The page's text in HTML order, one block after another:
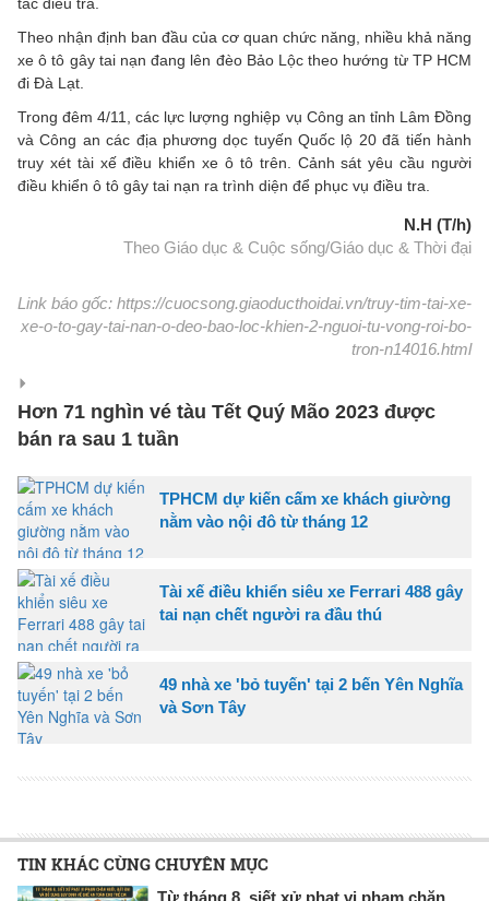
Theo nhận định ban đầu của cơ quan chức năng, nhiều khả năng
xe ô tô gây tai nạn đang lên đèo Bảo Lộc theo hướng từ TP HCM
đi Đà Lạt.
Trong đêm 4/11, các lực lượng nghiệp vụ Công an tỉnh Lâm Đồng
và Công an các địa phương dọc tuyến Quốc lộ 20 đã tiến hành
truy xét tài xế điều khiển xe ô tô trên. Cảnh sát yêu cầu người
điều khiển ô tô gây tai nạn ra trình diện để phục vụ điều tra.
N.H (T/h)
Theo Giáo dục & Cuộc sống/Giáo dục & Thời đại
Link báo gốc: https://cuocsong.giaoducthoidai.vn/truy-tim-tai-xe-
xe-o-to-gay-tai-nan-o-deo-bao-loc-khien-2-nguoi-tu-vong-roi-bo-
tron-n14016.html
Hơn 71 nghìn vé tàu Tết Quý Mão 2023 được
bán ra sau 1 tuần
TPHCM dự kiến cấm xe khách giường
nằm vào nội đô từ tháng 12
Tài xế điều khiển siêu xe Ferrari 488 gây
tai nạn chết người ra đầu thú
49 nhà xe 'bỏ tuyến' tại 2 bến Yên Nghĩa
và Sơn Tây
TIN KHÁC CÙNG CHUYÊN MỤC
Từ tháng 8, siết xử phạt vi phạm chăn